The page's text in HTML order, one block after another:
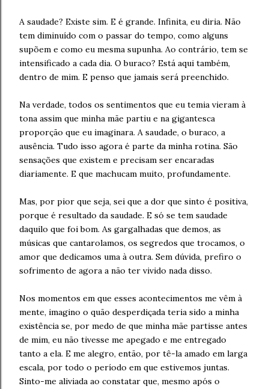
A saudade? Existe sim. E é grande. Infinita, eu diria. Não
tem diminuído com o passar do tempo, como alguns
supõem e como eu mesma supunha. Ao contrário, tem se
intensificado a cada dia. O buraco? Está aqui também,
dentro de mim. E penso que jamais será preenchido.
Na verdade, todos os sentimentos que eu temia vieram à
tona assim que minha mãe partiu e na gigantesca
proporção que eu imaginara. A saudade, o buraco, a
ausência. Tudo isso agora é parte da minha rotina. São
sensações que existem e precisam ser encaradas
diariamente. E que machucam muito, profundamente.
Mas, por pior que seja, sei que a dor que sinto é positiva,
porque é resultado da saudade. E só se tem saudade
daquilo que foi bom. As gargalhadas que demos, as
músicas que cantarolamos, os segredos que trocamos, o
amor que dedicamos uma à outra. Sem dúvida, prefiro o
sofrimento de agora a não ter vivido nada disso.
Nos momentos em que esses acontecimentos me vêm à
mente, imagino o quão desperdiçada teria sido a minha
existência se, por medo de que minha mãe partisse antes
de mim, eu não tivesse me apegado e me entregado
tanto a ela. E me alegro, então, por tê-la amado em larga
escala, por todo o período em que estivemos juntas.
Sinto-me aliviada ao constatar que, mesmo após o